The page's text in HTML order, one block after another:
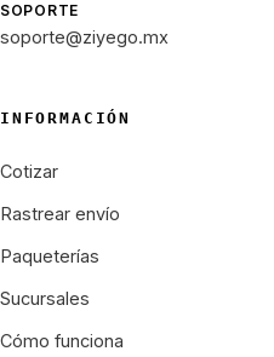
SOPORTE
soporte@ziyego.mx
INFORMACIÓN
Cotizar
Rastrear envío
Paqueterías
Sucursales
Cómo funciona